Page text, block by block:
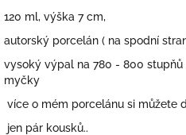
120 ml, výška 7 cm,
autorský porcelán ( na spodní
vysoký výpal na 780 - 800
myčky
více o mém porcelánu si můžete
jen pár kousků..